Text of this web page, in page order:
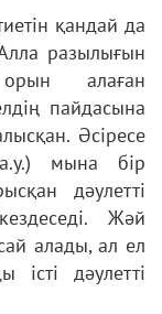
қандай да
разылығын
алаған
пайдасына
Әсіресе
мына бір
дәулетті
Жәй
алады, ал ел
істі дәулетті